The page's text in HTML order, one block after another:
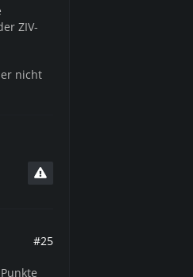
ZIV-
nicht
#25